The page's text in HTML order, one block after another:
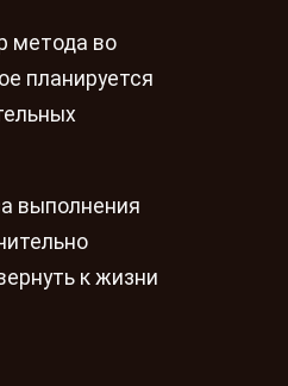
метода во
планируется
выполнения
к жизни